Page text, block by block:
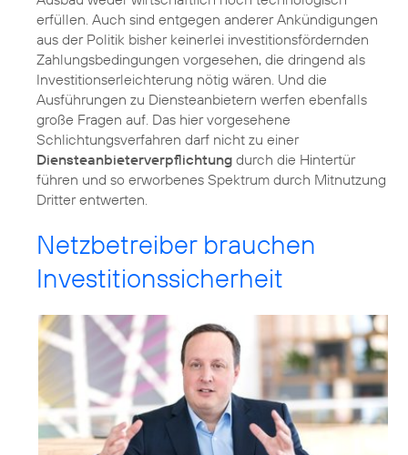
erfüllen. Auch sind entgegen anderer Ankündigungen
aus der Politik bisher keinerlei investitionsfördernden
Zahlungsbedingungen vorgesehen, die dringend als
Investitionserleichterung nötig wären. Und die
Ausführungen zu Diensteanbietern werfen ebenfalls
große Fragen auf. Das hier vorgesehene
Schlichtungsverfahren darf nicht zu einer
Diensteanbieterverpflichtung durch die Hintertür
führen und so erworbenes Spektrum durch Mitnutzung
Dritter entwerten.
Netzbetreiber brauchen
Investitionssicherheit